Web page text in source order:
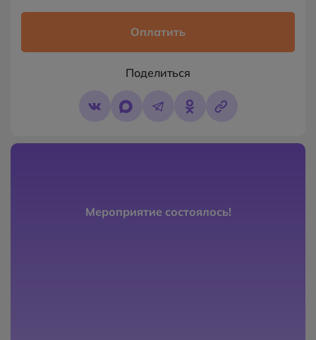
Оплатить
Поделиться
Мероприятие состоялось!